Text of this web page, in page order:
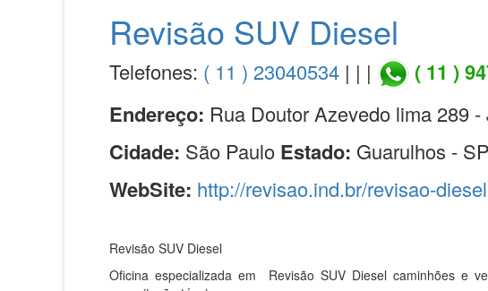
Revisão SUV Diesel
Telefones: ( 11 ) 23040534 | | |
( 11 )
Endereço: Rua Doutor Azevedo lima 289
Cidade: São Paulo Estado: Guarulhos - SP
WebSite: http://revisao.ind.br/revisao-diesel
Revisão SUV Diesel
Oficina especializada em Revisão SUV Diesel caminhões e